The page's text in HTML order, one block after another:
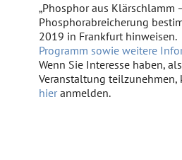
„Phosphor aus Klärschlamm
Phosphorabreicherung
2019 in Frankfurt hinweisen.
Programm sowie weitere
Wenn Sie Interesse haben,
Veranstaltung teilzunehmen,
hieranmelden.